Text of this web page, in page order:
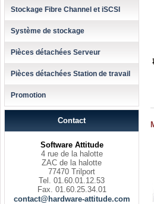
Stockage Fibre Channel et iSCSI
Système de stockage
Pièces détachées Serveur
Pièces détachées Station de travail
Promotion
Contact
Software Attitude
4 rue de la halotte
ZAC de la halotte
77470 Trilport
Tel. 01.60.01.12.53
Fax. 01.60.25.34.01
contact@hardware-attitude.com